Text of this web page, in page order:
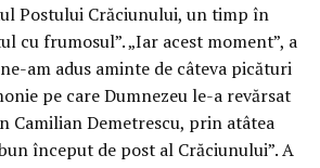
Postului Crăciunului, un timp în
cu frumosul”. „Iar acest moment”, a
am adus aminte de câteva picături
pe care Dumnezeu le-a revărsat
Camilian Demetrescu, prin atâtea
început de post al Crăciunului”. A